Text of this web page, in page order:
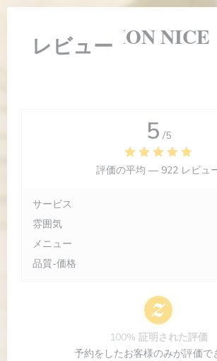
クッキー利用の管理について
LE BOUCHON NICE
レビュー
5 /5
評価の平均 — 922 レビュ
サービス
雰囲気
メニュー
品質-価格
100% 証明された評価
予約をしたお客様のみが評価で